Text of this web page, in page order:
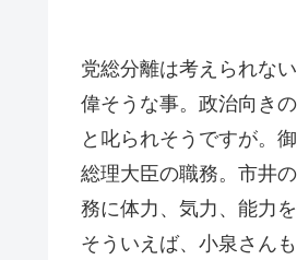
党総分離は考えられな
偉そうな事。政治向き
と叱られそうですが。御
総理大臣の職務。市井
務に体力、気力、能力
そういえば、小泉さん